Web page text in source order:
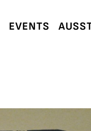
EVENTS